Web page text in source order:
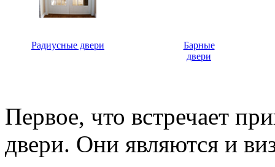
Радиусные двери
Барные
двери
Первое, что встречает
двери. Они являются и